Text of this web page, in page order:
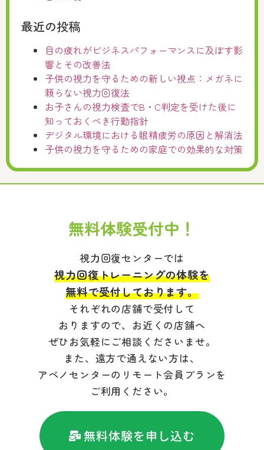
最近の投稿
目の疲れがビジネスパフォーマンスに及ぼす影
響とその改善法
子供の視力を守るための新しい視点：メガネに
頼らない視力回復法
お子さんの視力検査でB・C判定を受けた後に
知っておくべき行動指針
デジタル環境における眼精疲労の原因と解消法
子供の視力を守るための家庭での効果的な対策
無料体験受付中！
視力回復センターでは
視力回復トレーニングの体験を
無料で受付しております。
それぞれの店舗で受付して
おりますので、お近くの店舗へ
ぜひお気軽にご相談くださいませ。
また、遠方で通えない方は、
アベノセンターのリモート会員プランを
ご利用ください。
無料体験を申し込む